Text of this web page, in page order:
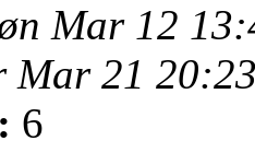
Mar 12
Mar 21
6